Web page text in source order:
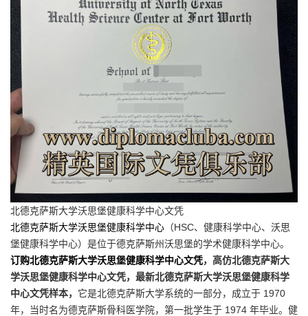
北德克萨斯大学沃思堡健康科学中心文凭
北德克萨斯大学沃思堡健康科学中心 （HSC、健康科学中心、沃思
堡健康科学中心）是位于德克萨斯州沃思堡的学术健康科学中心。
订购北德克萨斯大学沃思堡健康科学中心文凭，高仿北德克萨斯大
学沃思堡健康科学中心文凭，最新北德克萨斯大学沃思堡健康科学
中心文凭样本， 它是北德克萨斯大学系统的一部分，成立于 1970
年，当时名为德克萨斯骨科医学院，第一批学生于 1974 年毕业。健